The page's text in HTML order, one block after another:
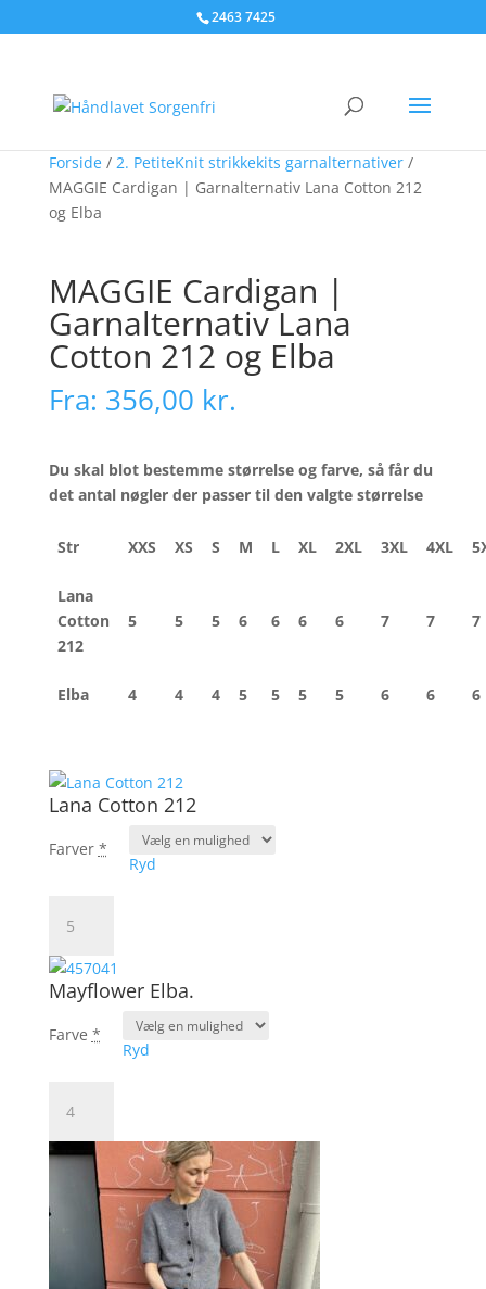
2463 7425
Forside/ 2. PetiteKnit strikkekits garnalternativer/
MAGGIE Cardigan | Garnalternativ Lana Cotton 212
og Elba
MAGGIE Cardigan |
Garnalternativ Lana
Cotton 212 og Elba
Fra: 356,00 kr.
Du skal blot bestemme størrelse og farve, så får du
det antal nøgler der passer til den valgte størrelse
Str XXS XS S M L XL 2XL 3XL 4XL
Lana
Cotton
212
5 5 5 6 6 6 6 7 7 7
Elba 4 4 4 5 5 5 5 6 6 6
Lana Cotton 212
Farver *
Ryd
Cotton
212
antal
Mayflower Elba.
Farve *
Ryd
Elba.
antal